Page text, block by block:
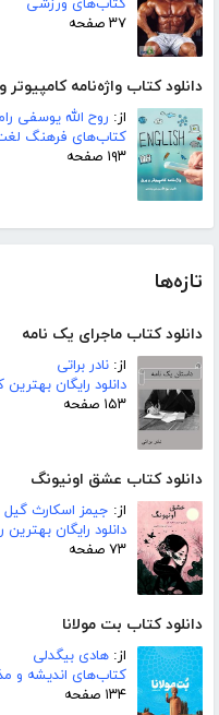
کتاب‌های ورزشی
۳۷ صفحه
دانلود کتاب واژه‌نامه کامپیوتر
از: روح الله یوسفی
کتاب‌های فرهنگ
۱۹۳ صفحه
تازه‌ها
دانلود کتاب ماجرای یک نامه
از: نادر براتی
دانلود رایگان
۱۵۳ صفحه
دانلود کتاب عشق اونیونگ
از: جیمز اسکارث گیل
دانلود رایگان بهترین
۷۳ صفحه
دانلود کتاب بت مولانا
از: هادی بیگدلی
کتاب‌های اندیشه و
۱۳۴ صفحه